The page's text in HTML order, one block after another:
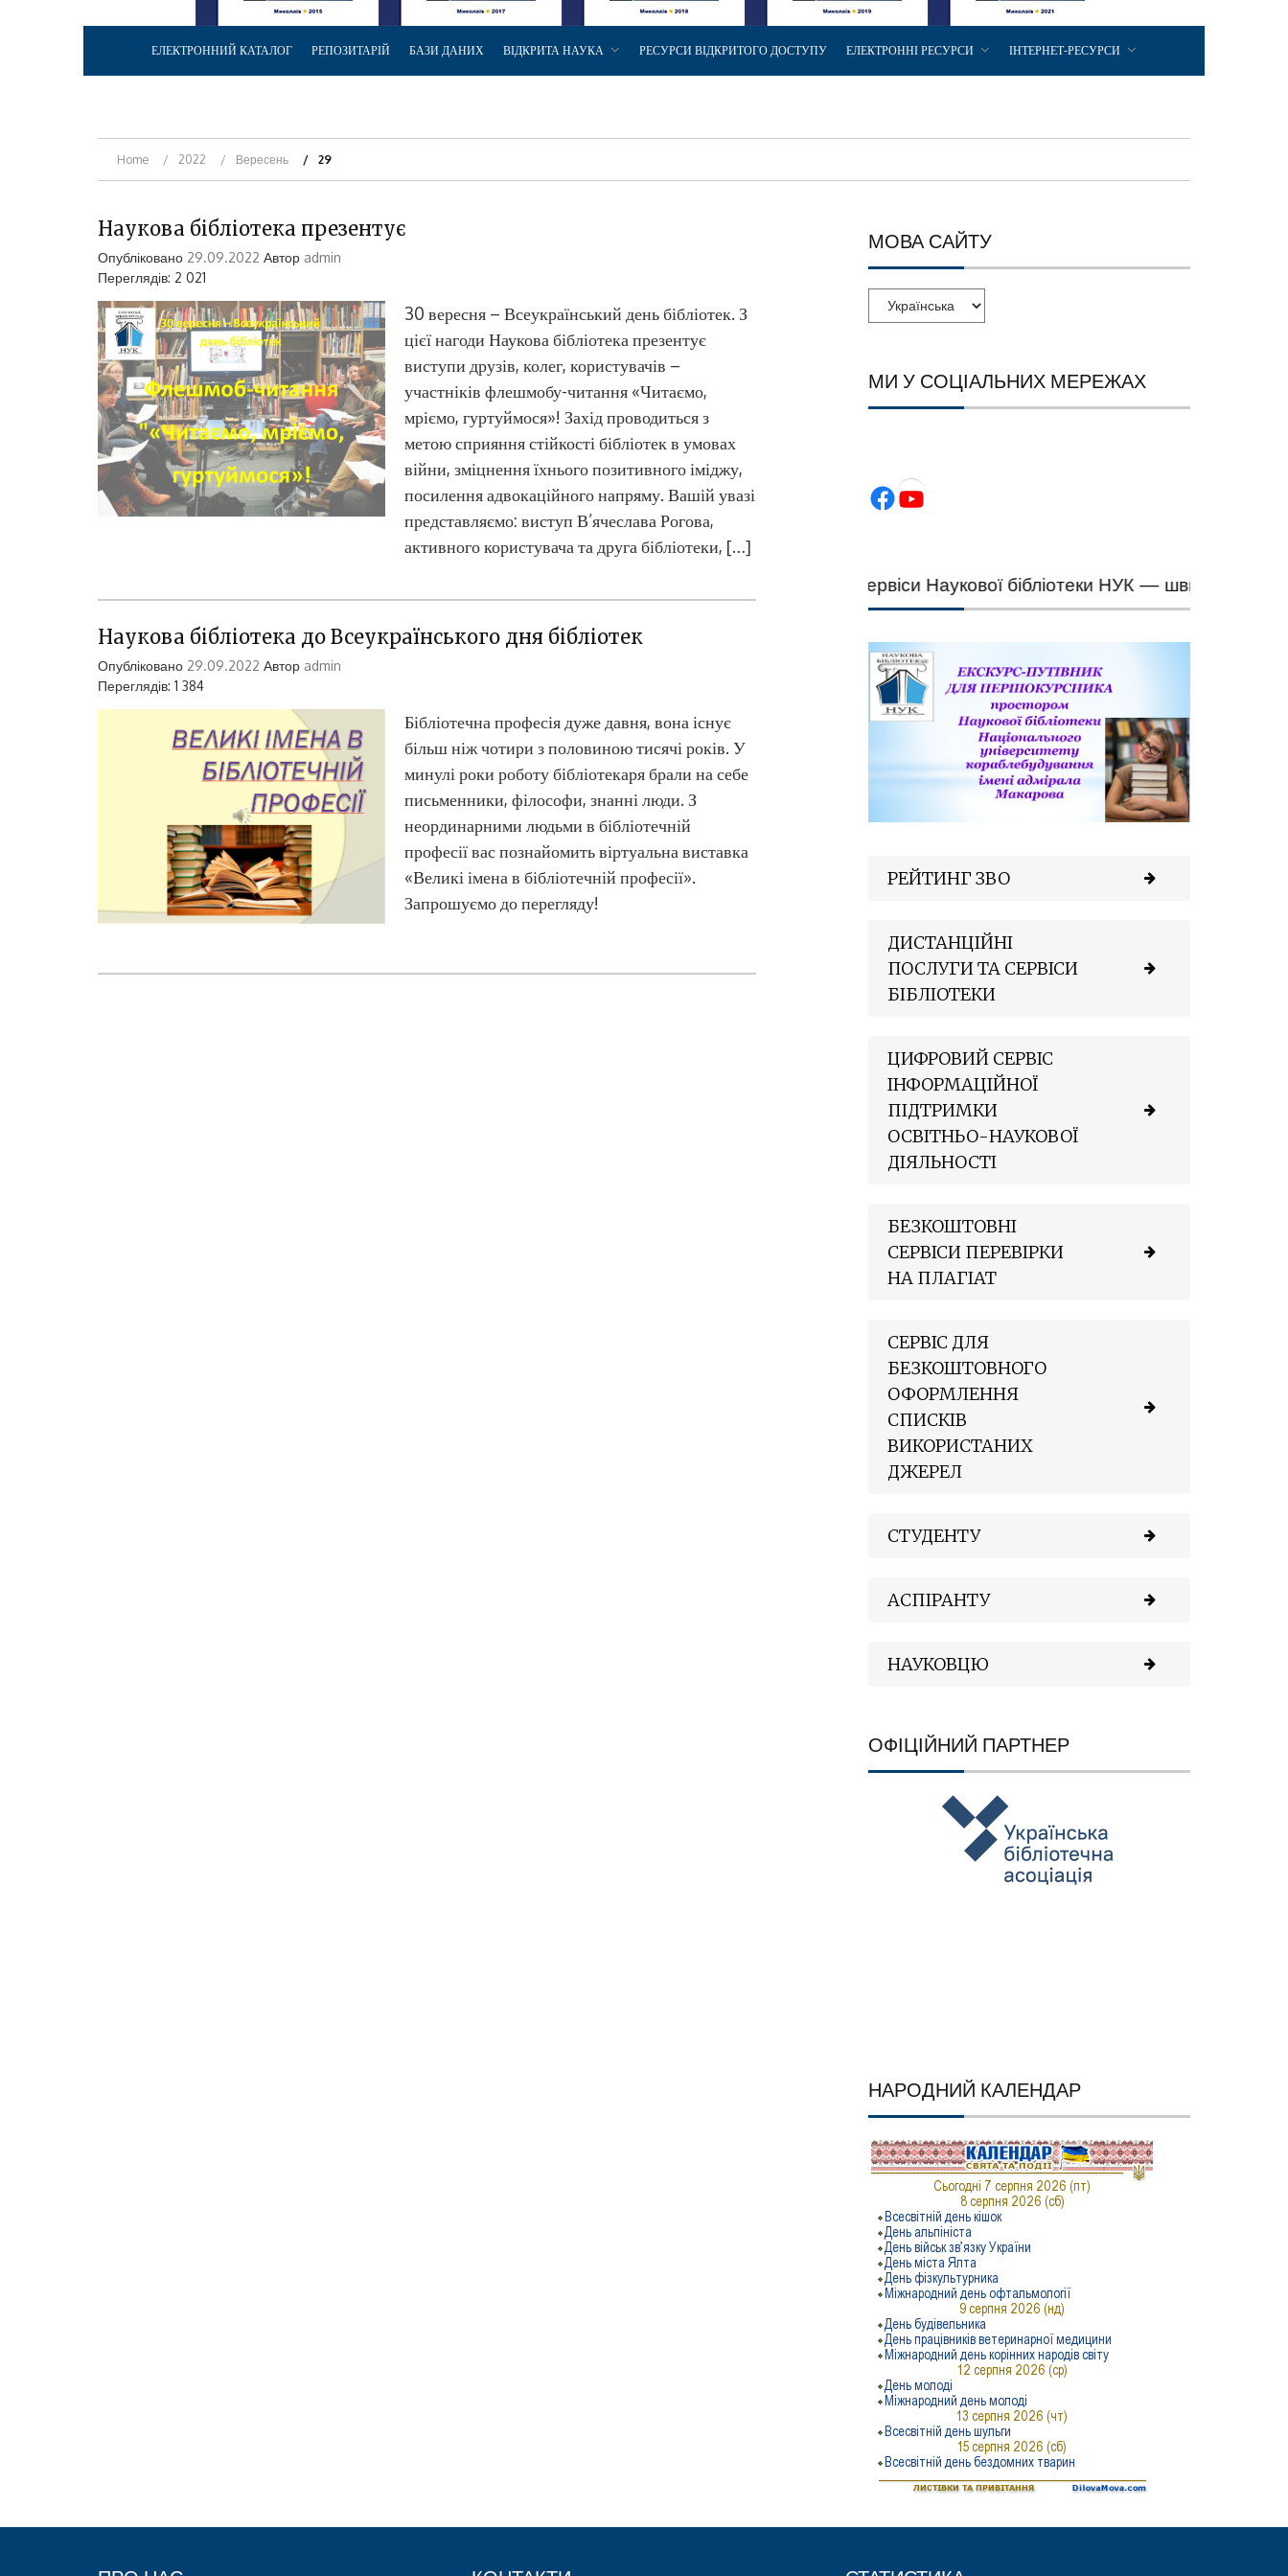
ЕЛЕКТРОННИЙ КАТАЛОГ РЕПОЗИТАРІЙ БАЗИ ДАНИХ ВІДКРИТА НАУКА РЕСУРСИ ВІДКРИТОГО ДОСТУПУ ЕЛЕКТРОННІ РЕСУРСИ ІНТЕРНЕТ-РЕСУРСИ
Home 2022 Вересень 29
Наукова бібліотека презентує
Опубліковано 29.09.2022 Автор admin
Переглядів: 2 021
30 вересня – Всеукраїнський день бібліотек. З
цієї нагоди Наукова бібліотека презентує
виступи друзів, колег, користувачів –
участніків флешмобу-читання «Читаємо,
мріємо, гуртуймося»! Захід проводиться з
метою сприяння стійкості бібліотек в умовах
війни, зміцнення їхнього позитивного іміджу,
посилення адвокаційного напряму. Вашій увазі
представляємо: виступ В’ячеслава Рогова,
активного користувача та друга бібліотеки, […]
Наукова бібліотека до Всеукраїнського дня бібліотек
Опубліковано 29.09.2022 Автор admin
Переглядів: 1 384
Бібліотечна професія дуже давня, вона існує
більш ніж чотири з половиною тисячі років. У
минулі роки роботу бібліотекаря брали на себе
письменники, філософи, знанні люди. З
неординарними людьми в бібліотечній
професії вас познайомить віртуальна виставка
«Великі імена в бібліотечній професії».
Запрошуємо до перегляду!
МОВА САЙТУ
МИ У СОЦІАЛЬНИХ МЕРЕЖАХ
Facebook YouTube
Цифрові сервіси Наукової бібліотеки НУК — швидкий
РЕЙТИНГ ЗВО
ДИСТАНЦІЙНІ
ПОСЛУГИ ТА СЕРВІСИ
БІБЛІОТЕКИ
ЦИФРОВИЙ СЕРВІС
ІНФОРМАЦІЙНОЇ
ПІДТРИМКИ
ОСВІТНЬО-НАУКОВОЇ
ДІЯЛЬНОСТІ
БЕЗКОШТОВНІ
СЕРВІСИ ПЕРЕВІРКИ
НА ПЛАГІАТ
СЕРВІС ДЛЯ
БЕЗКОШТОВНОГО
ОФОРМЛЕННЯ
СПИСКІВ
ВИКОРИСТАНИХ
ДЖЕРЕЛ
СТУДЕНТУ
АСПІРАНТУ
НАУКОВЦЮ
ОФІЦІЙНИЙ ПАРТНЕР
НАРОДНИЙ КАЛЕНДАР